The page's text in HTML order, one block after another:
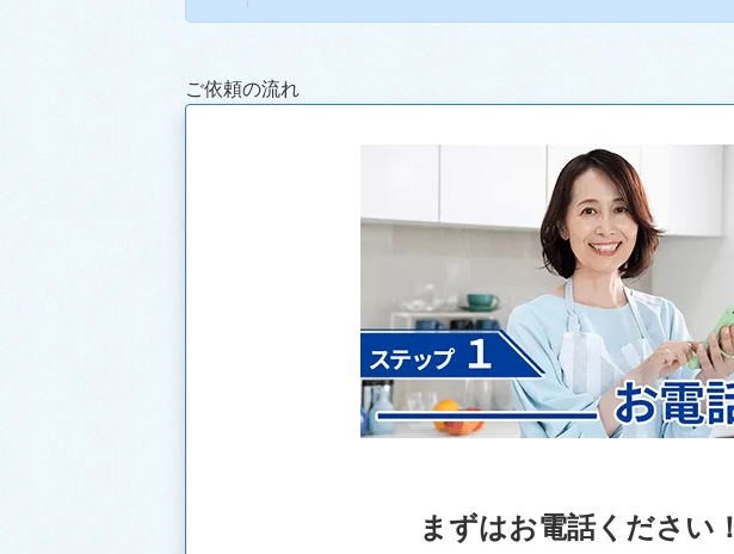
ご依頼の流れ
まずはお電話ください！